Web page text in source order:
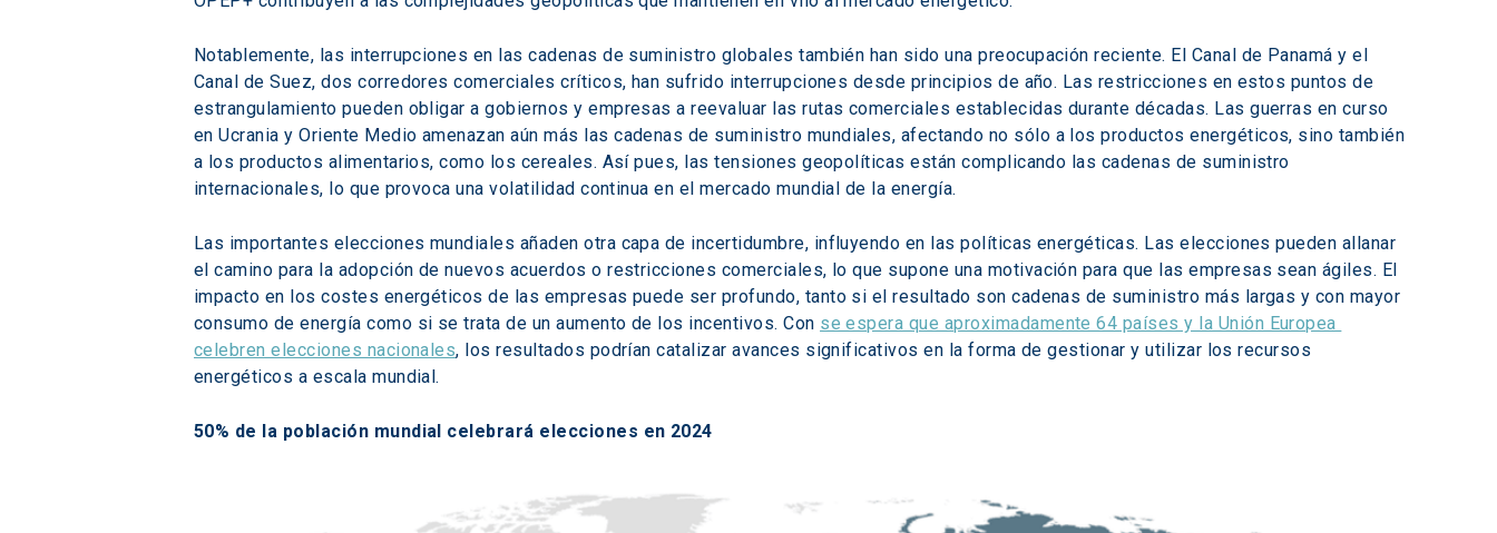
Notablemente, las interrupciones en las cadenas de suministro globales también han sido una preocupación reciente. El Canal de Panamá y el
Canal de Suez, dos corredores comerciales críticos, han sufrido interrupciones desde principios de año. Las restricciones en estos puntos de
estrangulamiento pueden obligar a gobiernos y empresas a reevaluar las rutas comerciales establecidas durante décadas. Las guerras en curso
en Ucrania y Oriente Medio amenazan aún más las cadenas de suministro mundiales, afectando no sólo a los productos energéticos, sino también
a los productos alimentarios, como los cereales. Así pues, las tensiones geopolíticas están complicando las cadenas de suministro
internacionales, lo que provoca una volatilidad continua en el mercado mundial de la energía.
Las importantes elecciones mundiales añaden otra capa de incertidumbre, influyendo en las políticas energéticas. Las elecciones pueden allanar
el camino para la adopción de nuevos acuerdos o restricciones comerciales, lo que supone una motivación para que las empresas sean ágiles. El
impacto en los costes energéticos de las empresas puede ser profundo, tanto si el resultado son cadenas de suministro más largas y con mayor
consumo de energía como si se trata de un aumento de los incentivos. Con se espera que aproximadamente 64 países y la Unión Europea
celebren elecciones nacionales, los resultados podrían catalizar avances significativos en la forma de gestionar y utilizar los recursos
energéticos a escala mundial.
50% de la población mundial celebrará elecciones en 2024